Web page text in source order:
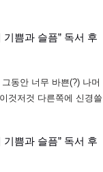
쁨과 슬픔” 독서 후
동안 너무 바쁜(?) 나머
것저것 다른쪽에 신경쓸
쁨과 슬픔” 독서 후